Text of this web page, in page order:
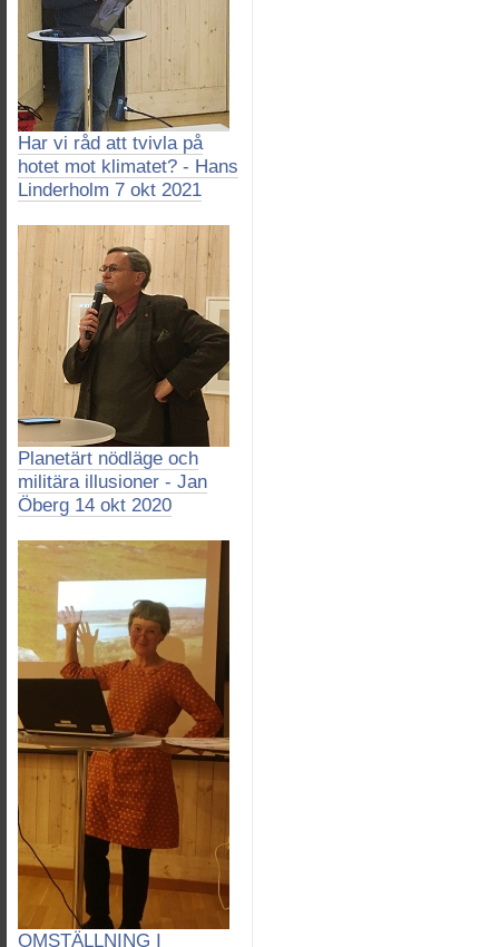
Har vi råd att tvivla på
hotet mot klimatet? - Hans
Linderholm 7 okt 2021
Planetärt nödläge och
militära illusioner - Jan
Öberg 14 okt 2020
OMSTÄLLNING I